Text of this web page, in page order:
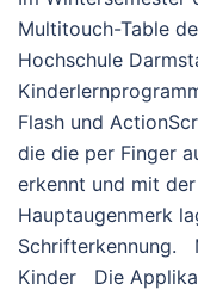
Multitouch-Table
Hochschule
Flash und
die die per Finger
erkennt und mit
Hauptaugenmerk
Schrifterkennung.
Kinder Die